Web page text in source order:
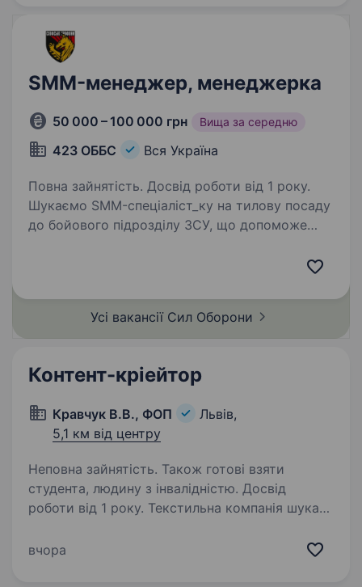
SMM-менеджер, менеджерка
50 000 – 100 000 грн Вища за середню
423 ОББС Вся Україна
Повна зайнятість. Досвід роботи від 1 року.
Шукаємо SMM-спеціаліст_ку на тилову посаду
до бойового підрозділу ЗСУ, що допоможе
викликів, швидко…
Усі вакансії Сил Оборони
Контент-кріейтор
Кравчук В.В., ФОП
Львів,
5,1 км від центру
Неповна зайнятість. Також готові взяти
студента, людину з інвалідністю. Досвід
роботи від 1 року. Текстильна компанія шукає
фотозйомки товарів на неповну зайнятість.
вчора